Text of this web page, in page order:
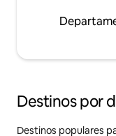
Destinos por
Destinos populares